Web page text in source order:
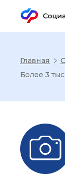
Главная
Более 3